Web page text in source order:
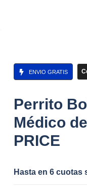
ENVIO GRATIS
Perrito
Médico
PRICE
Hasta en 6 cuotas